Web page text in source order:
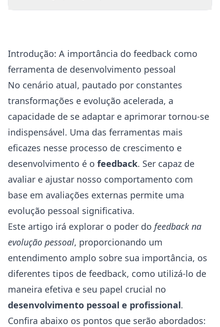
Introdução: A importância do feedback como
ferramenta de desenvolvimento pessoal
No cenário atual, pautado por constantes
transformações e evolução acelerada, a
capacidade de se adaptar e aprimorar tornou-se
indispensável. Uma das ferramentas mais
eficazes nesse processo de crescimento e
desenvolvimento é o feedback. Ser capaz de
avaliar e ajustar nosso comportamento com
base em avaliações externas permite uma
evolução pessoal significativa.
Este artigo irá explorar o poder do feedback na
evolução pessoal, proporcionando um
entendimento amplo sobre sua importância, os
diferentes tipos de feedback, como utilizá-lo de
maneira efetiva e seu papel crucial no
desenvolvimento pessoal e profissional.
Confira abaixo os pontos que serão abordados: